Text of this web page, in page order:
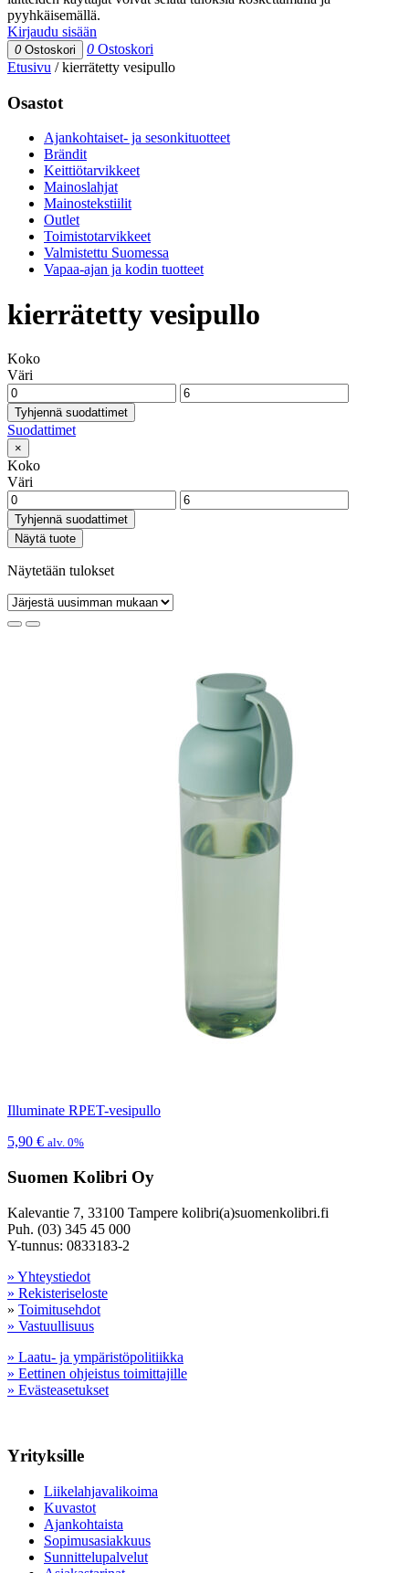
pyyhkäisemällä.
Kirjaudu sisään
0 Ostoskori 0 Ostoskori
Etusivu /kierrätetty vesipullo
Osastot
Ajankohtaiset- ja sesonkituotteet
Brändit
Keittiötarvikkeet
Mainoslahjat
Mainostekstiilit
Outlet
Toimistotarvikkeet
Valmistettu Suomessa
Vapaa-ajan ja kodin tuotteet
kierrätetty vesipullo
Koko
Väri
Tyhjennä suodattimet
Suodattimet
×
Koko
Väri
Tyhjennä suodattimet
Näytä tuote
Näytetään tulokset
Illuminate RPET-vesipullo
5,90 € alv. 0%
Suomen Kolibri Oy
Kalevantie 7, 33100 Tampere kolibri(a)suomenkolibri.fi
Puh. (03) 345 45 000
Y-tunnus: 0833183-2
» Yhteystiedot
» Rekisteriseloste
» Toimitusehdot
» Vastuullisuus
» Laatu- ja ympäristöpolitiikka
» Eettinen ohjeistus toimittajille
» Evästeasetukset
Yrityksille
Liikelahjavalikoima
Kuvastot
Ajankohtaista
Sopimusasiakkuus
Sunnittelupalvelut